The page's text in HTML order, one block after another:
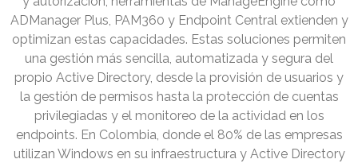
ADManager Plus, PAM360 y Endpoint Central extienden y
optimizan estas capacidades. Estas soluciones permiten
una gestión más sencilla, automatizada y segura del
propio Active Directory, desde la provisión de usuarios y
la gestión de permisos hasta la protección de cuentas
privilegiadas y el monitoreo de la actividad en los
endpoints. En Colombia, donde el 80% de las empresas
utilizan Windows en su infraestructura y Active Directory